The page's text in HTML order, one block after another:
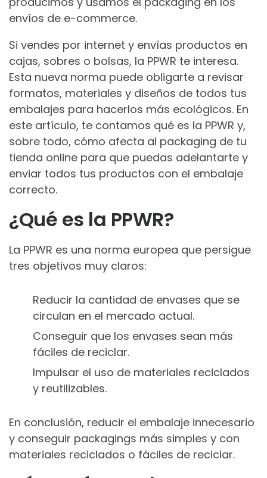
envíos de e-commerce.
Si vendes por internet y envías productos en
cajas, sobres o bolsas, la PPWR te interesa.
Esta nueva norma puede obligarte a revisar
formatos, materiales y diseños de todos tus
embalajes para hacerlos más ecológicos. En
este artículo, te contamos qué es la PPWR y,
sobre todo, cómo afecta al packaging de tu
tienda online para que puedas adelantarte y
enviar todos tus productos con el embalaje
correcto.
¿Qué es la PPWR?
La PPWR es una norma europea que persigue
tres objetivos muy claros:
Reducir la cantidad de envases que se
circulan en el mercado actual.
Conseguir que los envases sean más
fáciles de reciclar.
Impulsar el uso de materiales reciclados
y reutilizables.
En conclusión, reducir el embalaje innecesario
y conseguir packagings más simples y con
materiales reciclados o fáciles de reciclar.